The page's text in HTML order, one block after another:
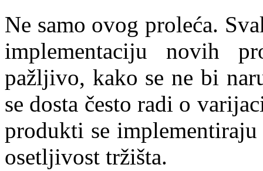
Ne samo ovog proleća.
implementaciju novih
pažljivo, kako se ne bi
se dosta često radi o
produkti se
osetljivost tržišta.